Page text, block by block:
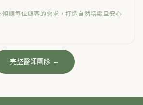
聽每位顧客的需求，打造自然精緻且安心
完整醫師團隊 →